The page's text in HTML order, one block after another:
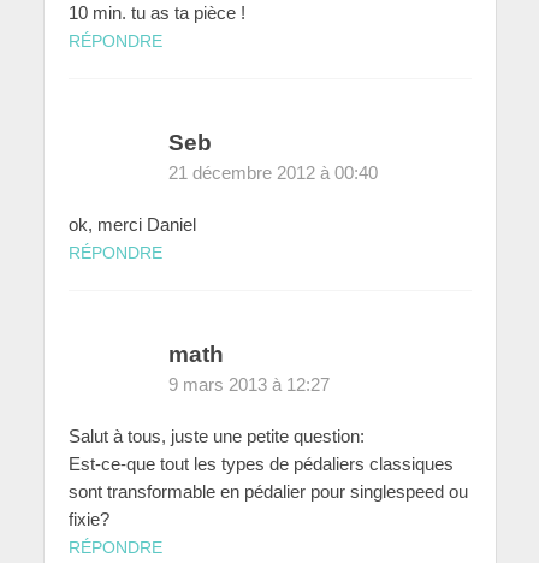
10 min. tu as ta pièce !
RÉPONDRE
Seb
21 décembre 2012 à 00:40
ok, merci Daniel
RÉPONDRE
math
9 mars 2013 à 12:27
Salut à tous, juste une petite question:
Est-ce-que tout les types de pédaliers classiques
sont transformable en pédalier pour singlespeed ou
fixie?
RÉPONDRE